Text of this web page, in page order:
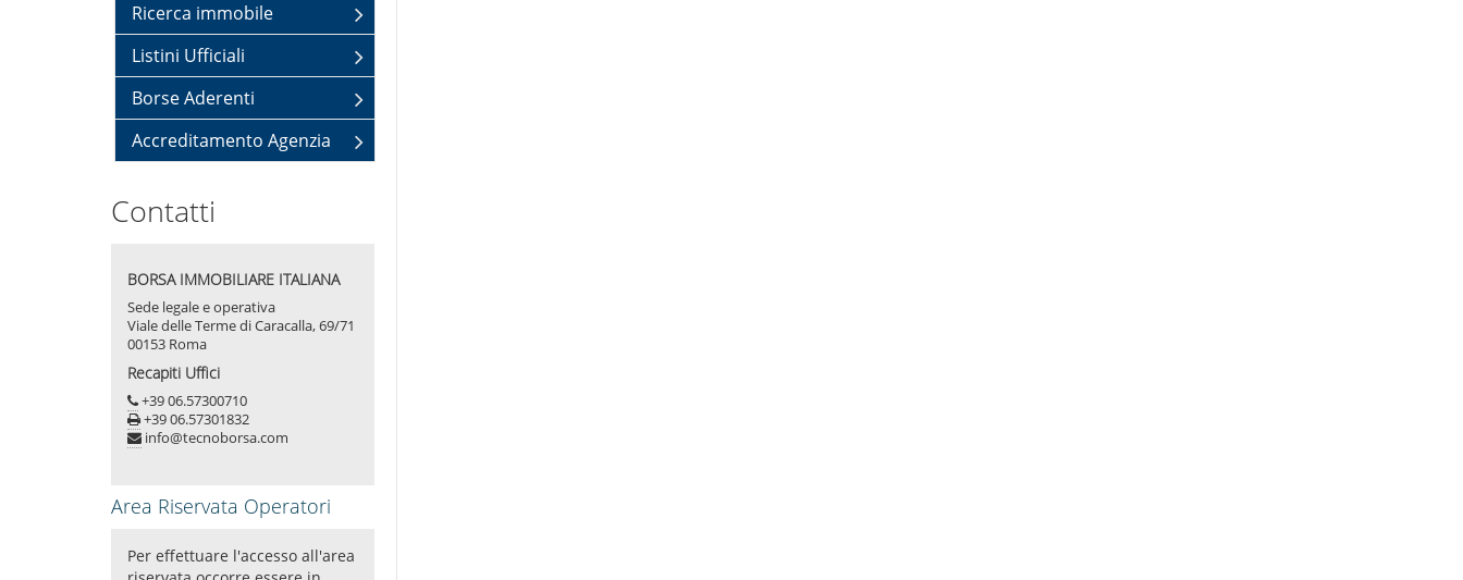
Ricerca immobile
Listini Ufficiali
Borse Aderenti
Accreditamento Agenzia
Contatti
BORSA IMMOBILIARE ITALIANA
Sede legale e operativa
Viale delle Terme di Caracalla, 69/71
00153 Roma
Recapiti Uffici
+39 06.57300710
+39 06.57301832
info@tecnoborsa.com